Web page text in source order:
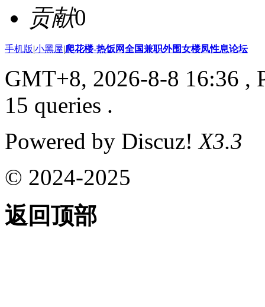
贡献0
手机版|小黑屋|爬花楼-热饭网全国兼职外围女楼凤性息论坛
GMT+8, 2026-8-8 16:36 ,
15 queries .
Powered by Discuz!X3.3
© 2024-2025
返回顶部